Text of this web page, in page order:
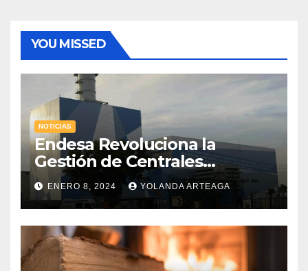
YOU MISSED
NOTICIAS
Endesa Revoluciona la
Gestión de Centrales
Hidroeléctricas con
«Gemelos Digitales» a través
de la Inteligencia Artificial
ENERO 8, 2024 YOLANDA ARTEAGA